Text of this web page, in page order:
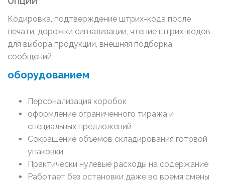
Кодировка, подтверждение штрих-кода после
печати, дорожки сигнализации, чтение штрих-кодов
для выбора продукции, внешняя подборка
сообщений
оборудованием
Персонализация коробок
оформление ограниченного тиража и
специальных предложений
Сокращение объёмов складирования готовой
упаковки
Практически нулевые расходы на содержание
Работает без остановки даже во время смены